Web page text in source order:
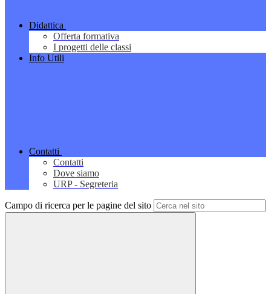
Didattica
Offerta formativa
I progetti delle classi
Info Utili
Contatti
Contatti
Dove siamo
URP - Segreteria
Campo di ricerca per le pagine del sito